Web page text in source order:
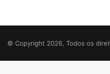
© Copyright 2026, Todos os